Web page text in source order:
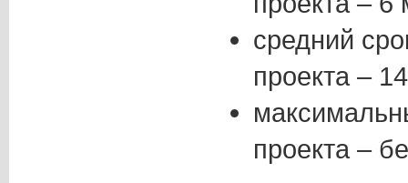
средний
проекта –
проекта –